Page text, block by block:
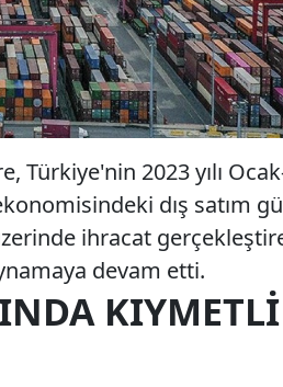
Türkiye'nin 2023 yılı
dış satım
ihracat
devam etti.
KIYMETLI